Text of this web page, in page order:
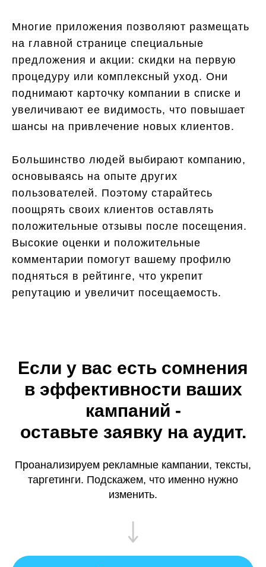
Многие приложения позволяют размещать
на главной странице специальные
предложения и акции: скидки на первую
процедуру или комплексный уход. Они
поднимают карточку компании в списке и
увеличивают ее видимость, что повышает
шансы на привлечение новых клиентов.
Большинство людей выбирают компанию,
основываясь на опыте других
пользователей. Поэтому старайтесь
поощрять своих клиентов оставлять
положительные отзывы после посещения.
Высокие оценки и положительные
комментарии помогут вашему профилю
подняться в рейтинге, что укрепит
репутацию и увеличит посещаемость.
Если у вас есть сомнения
в эффективности ваших
кампаний -
оставьте заявку на аудит.
Проанализируем рекламные кампании, тексты,
таргетинги. Подскажем, что именно нужно
изменить.